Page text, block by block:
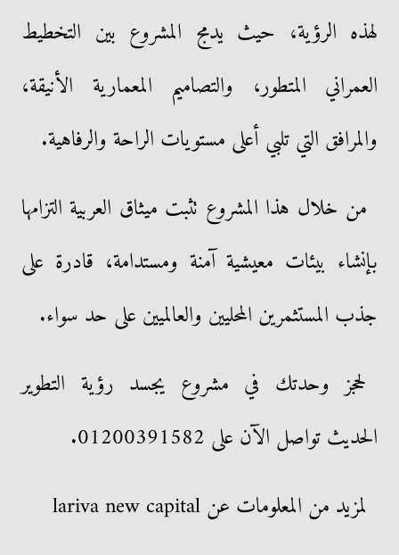
لهذه الرؤية، حيث يدمج المشروع بين التخطيط
العمراني المتطور، والتصاميم المعمارية الأنيقة،
والمرافق التي تلبي أعلى مستويات الراحة والرفاهية.
من خلال هذا المشروع تثبت ميثاق العربية التزامها
بإنشاء بيئات معيشية آمنة ومستدامة، قادرة على
جذب المستثمرين المحليين والعالميين على حد سواء.
لحجز وحدتك في مشروع يجسد رؤية التطوير
الحديث تواصل الآن على 01200391582.
لمزيد من المعلومات عن lariva new capital